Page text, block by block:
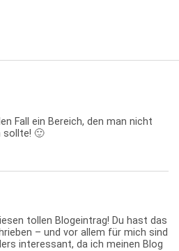
Fall ein Bereich, den man nicht
🙂
tollen Blogeintrag! Du hast das
– und vor allem für mich sind
interessant, da ich meinen Blog